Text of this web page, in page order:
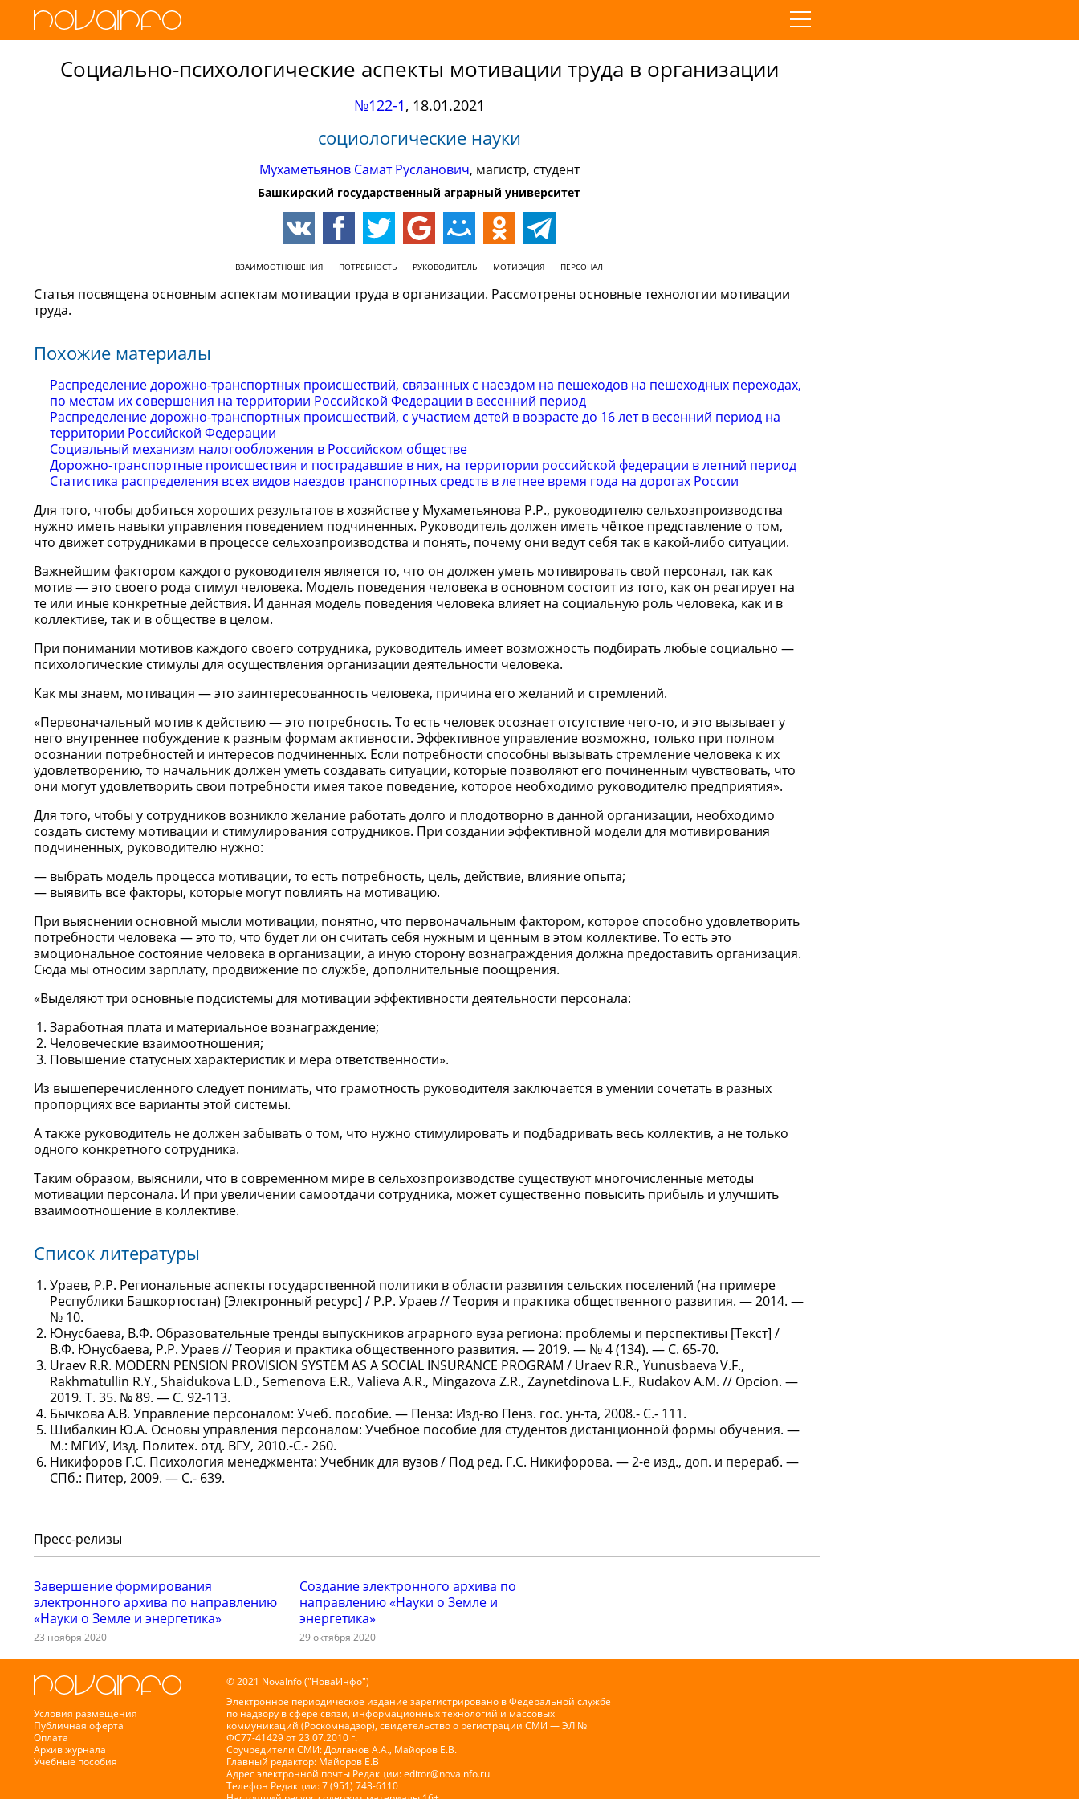
Социально-психологические аспекты мотивации труда в организации
№122-1, 18.01.2021
социологические науки
Мухаметьянов Самат Русланович, магистр, студент
Башкирский государственный аграрный университет
ВЗАИМООТНОШЕНИЯ ПОТРЕБНОСТЬ РУКОВОДИТЕЛЬ МОТИВАЦИЯ ПЕРСОНАЛ
Статья посвящена основным аспектам мотивации труда в организации. Рассмотрены основные технологии мотивации
труда.
Похожие материалы
Распределение дорожно-транспортных происшествий, связанных с наездом на пешеходов на пешеходных переходах,
по местам их совершения на территории Российской Федерации в весенний период
Распределение дорожно-транспортных происшествий, с участием детей в возрасте до 16 лет в весенний период на
территории Российской Федерации
Социальный механизм налогообложения в Российском обществе
Дорожно-транспортные происшествия и пострадавшие в них, на территории российской федерации в летний период
Статистика распределения всех видов наездов транспортных средств в летнее время года на дорогах России
Для того, чтобы добиться хороших результатов в хозяйстве у Мухаметьянова Р.Р., руководителю сельхозпроизводства
нужно иметь навыки управления поведением подчиненных. Руководитель должен иметь чёткое представление о том,
что движет сотрудниками в процессе сельхозпроизводства и понять, почему они ведут себя так в какой-либо ситуации.
Важнейшим фактором каждого руководителя является то, что он должен уметь мотивировать свой персонал, так как
мотив — это своего рода стимул человека. Модель поведения человека в основном состоит из того, как он реагирует на
те или иные конкретные действия. И данная модель поведения человека влияет на социальную роль человека, как и в
коллективе, так и в обществе в целом.
При понимании мотивов каждого своего сотрудника, руководитель имеет возможность подбирать любые социально —
психологические стимулы для осуществления организации деятельности человека.
Как мы знаем, мотивация — это заинтересованность человека, причина его желаний и стремлений.
«Первоначальный мотив к действию — это потребность. То есть человек осознает отсутствие чего-то, и это вызывает у
него внутреннее побуждение к разным формам активности. Эффективное управление возможно, только при полном
осознании потребностей и интересов подчиненных. Если потребности способны вызывать стремление человека к их
удовлетворению, то начальник должен уметь создавать ситуации, которые позволяют его починенным чувствовать, что
они могут удовлетворить свои потребности имея такое поведение, которое необходимо руководителю предприятия».
Для того, чтобы у сотрудников возникло желание работать долго и плодотворно в данной организации, необходимо
создать систему мотивации и стимулирования сотрудников. При создании эффективной модели для мотивирования
подчиненных, руководителю нужно:
выбрать модель процесса мотивации, то есть потребность, цель, действие, влияние опыта;
выявить все факторы, которые могут повлиять на мотивацию.
При выяснении основной мысли мотивации, понятно, что первоначальным фактором, которое способно удовлетворить
потребности человека — это то, что будет ли он считать себя нужным и ценным в этом коллективе. То есть это
эмоциональное состояние человека в организации, а иную сторону вознаграждения должна предоставить организация.
Сюда мы относим зарплату, продвижение по службе, дополнительные поощрения.
«Выделяют три основные подсистемы для мотивации эффективности деятельности персонала:
Заработная плата и материальное вознаграждение;
Человеческие взаимоотношения;
Повышение статусных характеристик и мера ответственности».
Из вышеперечисленного следует понимать, что грамотность руководителя заключается в умении сочетать в разных
пропорциях все варианты этой системы.
А также руководитель не должен забывать о том, что нужно стимулировать и подбадривать весь коллектив, а не только
одного конкретного сотрудника.
Таким образом, выяснили, что в современном мире в сельхозпроизводстве существуют многочисленные методы
мотивации персонала. И при увеличении самоотдачи сотрудника, может существенно повысить прибыль и улучшить
взаимоотношение в коллективе.
Список литературы
Ураев, Р.Р. Региональные аспекты государственной политики в области развития сельских поселений (на примере
Республики Башкортостан) [Электронный ресурс] / Р.Р. Ураев // Теория и практика общественного развития. — 2014. —
№ 10.
Юнусбаева, В.Ф. Образовательные тренды выпускников аграрного вуза региона: проблемы и перспективы [Текст] /
В.Ф. Юнусбаева, Р.Р. Ураев // Теория и практика общественного развития. — 2019. — № 4 (134). — С. 65-70.
Uraev R.R. MODERN PENSION PROVISION SYSTEM AS A SOCIAL INSURANCE PROGRAM / Uraev R.R., Yunusbaeva V.F.,
Rakhmatullin R.Y., Shaidukova L.D., Semenova E.R., Valieva A.R., Mingazova Z.R., Zaynetdinova L.F., Rudakov A.M. // Opcion. —
2019. Т. 35. № 89. — С. 92-113.
Бычкова А.В. Управление персоналом: Учеб. пособие. — Пенза: Изд-во Пенз. гос. ун-та, 2008.- С.- 111.
Шибалкин Ю.А. Основы управления персоналом: Учебное пособие для студентов дистанционной формы обучения. —
М.: МГИУ, Изд. Политех. отд. ВГУ, 2010.-С.- 260.
Никифоров Г.С. Психология менеджмента: Учебник для вузов / Под ред. Г.С. Никифорова. — 2-е изд., доп. и перераб. —
СПб.: Питер, 2009. — С.- 639.
Пресс-релизы
Завершение формирования
электронного архива по направлению
«Науки о Земле и энергетика»
23 ноября 2020
Создание электронного архива по
направлению «Науки о Земле и
энергетика»
29 октября 2020
Условия размещения
Публичная оферта
Оплата
Архив журнала
Учебные пособия
© 2021 NovaInfo ("НоваИнфо")
Электронное периодическое издание зарегистрировано в Федеральной службе
по надзору в сфере связи, информационных технологий и массовых
коммуникаций (Роскомнадзор), свидетельство о регистрации СМИ — ЭЛ №
ФС77-41429 от 23.07.2010 г.
Соучредители СМИ: Долганов А.А., Майоров Е.В.
Главный редактор: Майоров Е.В
Адрес электронной почты Редакции:editor@novainfo.ru
Телефон Редакции: 7 (951) 743-6110